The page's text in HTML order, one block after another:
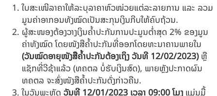
ໃບສະເໜີລາຄາໃຫ້ລະບຸລາຄາຫົວໜ່ວຍແຕ່ລະລາຍການ ແລະ ລວມ
ມູນຄ່າອາກອນທັງໝົດເປັນສະກຸນເງິນກີບໃຫ້ຄົບຖ້ວນ.
ຜູ້ສະໜອງຕ້ອງວາງເງິນຄໍ້າປະກັນການປະມູນຕໍ່າສຸດ 2% ຂອງມູນ
ຄ່າທັງໝົດ ໂດຍໜັງສືຄໍ້າປະກັນທີ່ອອກໂດຍທະນາຄານພາຍໃນ
(ວັນໝົດອາຍຸໜັງສືຄໍ້າປະກັນຕ້ອງເຖິງ ວັນທີ 12/02/2023)ຫຼື
ແຊັກທີ່ວີຊ້າແລ້ວ (ທຄຕລ ບໍ່ຮັບເງິນສົດ), ພາຍຫຼັງປະກາດຜົນ
ທຄຕລ ຈະສົ່ງໜັງສືຄໍ້າປະກັນດັ່ງກ່າວຄືນ.
ໃນວັນພະຫັດ ວັນທີ 12/01/2023 ເວລາ 09:00ໂມງ ແມ່ນມື້